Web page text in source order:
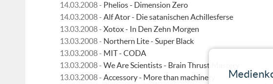
14.03.2008 - Phelios - Dimension Zero
14.03.2008 - Alf Ator - Die satanischen Achillesferse
13.03.2008 - Xotox - In Den Zehn Morgen
13.03.2008 - Northern Lite - Super Black
13.03.2008 - MIT - CODA
13.03.2008 - We Are Scientists - Brain Thrust Mastery
13.03.2008 - Accessory - More than machinery